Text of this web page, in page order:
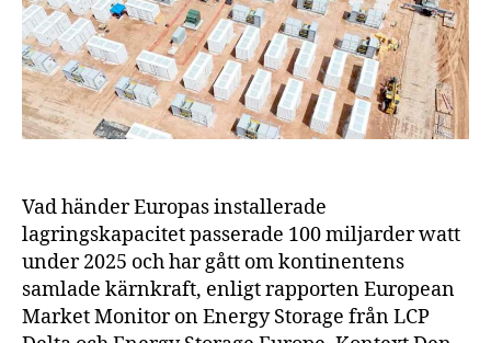
Vad händer Europas installerade
lagringskapacitet passerade 100 miljarder watt
under 2025 och har gått om kontinentens
samlade kärnkraft, enligt rapporten European
Market Monitor on Energy Storage från LCP